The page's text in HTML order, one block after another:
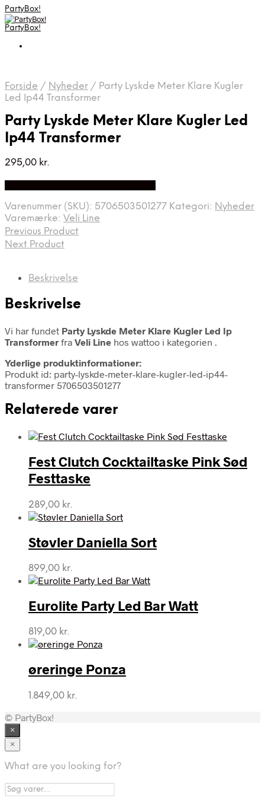
PartyBox!
PartyBox!
Forside / Nyheder / Party Lyskde Meter Klare Kugler
Led Ip44 Transformer
Party Lyskde Meter Klare Kugler Led
Ip44 Transformer
295,00 kr.
Varenummer (SKU): 5706503501277 Kategori: Nyheder
Varemærke: Veli Line
Previous Product
Next Product
Beskrivelse
Beskrivelse
Vi har fundet Party Lyskde Meter Klare Kugler Led Ip
Transformer fra Veli Line hos wattoo i kategorien .
Yderlige produktinformationer:
Produkt id: party-lyskde-meter-klare-kugler-led-ip44-
transformer 5706503501277
Relaterede varer
Fest Clutch Cocktailtaske Pink Sød
Festtaske
289,00 kr.
Støvler Daniella Sort
899,00 kr.
Eurolite Party Led Bar Watt
819,00 kr.
øreringe Ponza
1.849,00 kr.
© PartyBox!
×
×
What are you looking for?